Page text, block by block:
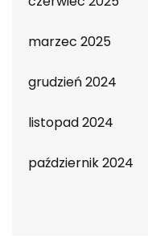
marzec 2025
grudzień 2024
listopad 2024
październik 2024